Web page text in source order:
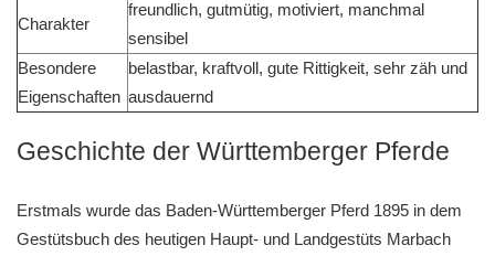
Charakter
freundlich, gutmütig, motiviert, manchmal
sensibel
Besondere
Eigenschaften
belastbar, kraftvoll, gute Rittigkeit, sehr zäh und
ausdauernd
Geschichte der Württemberger Pferde
Erstmals wurde das Baden-Württemberger Pferd 1895 in dem
Gestütsbuch des heutigen Haupt- und Landgestüts Marbach